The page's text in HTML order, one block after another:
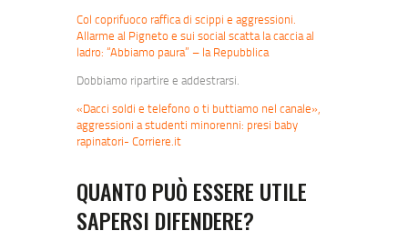
Col coprifuoco raffica di scippi e aggressioni.
Allarme al Pigneto e sui social scatta la caccia al
ladro: “Abbiamo paura” – la Repubblica
Dobbiamo ripartire e addestrarsi.
«Dacci soldi e telefono o ti buttiamo nel canale»,
aggressioni a studenti minorenni: presi baby
rapinatori- Corriere.it
QUANTO PUÒ ESSERE UTILE
SAPERSI DIFENDERE?